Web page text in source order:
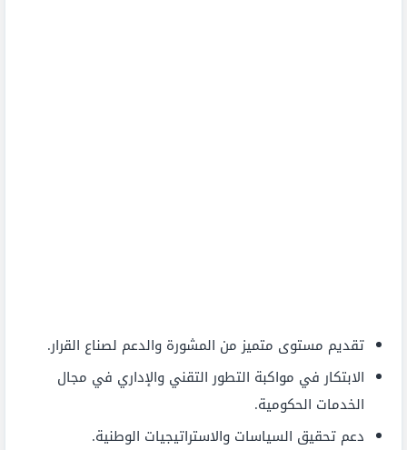
تقديم مستوى متميز من المشورة والدعم لصناع القرار.
الابتكار في مواكبة التطور التقني والإداري في مجال
الخدمات الحكومية.
دعم تحقيق السياسات والاستراتيجيات الوطنية.